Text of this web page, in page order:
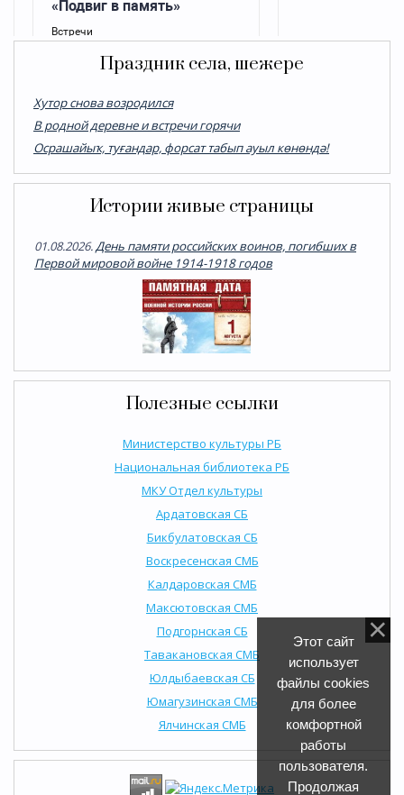
Праздник села, шежере
Хутор снова возродился
В родной деревне и встречи горячи
Осрашайыҡ, туғандар, форсат табып ауыл көнөндә!
Истории живые страницы
01.08.2026.День памяти российских воинов, погибших в
Первой мировой войне 1914-1918 годов
Полезные ссылки
Министерство культуры РБ
Национальная библиотека РБ
МКУ Отдел культуры
Ардатовская СБ
Бикбулатовская СБ
Воскресенская СМБ
Калдаровская СМБ
Максютовская СМБ
Подгорнская СБ
Тавакановская СМБ
Юлдыбаевская СБ
Юмагузинская СМБ
Ялчинская СМБ
Этот сайт
использует
файлы cookies
для более
комфортной
работы
пользователя.
Продолжая